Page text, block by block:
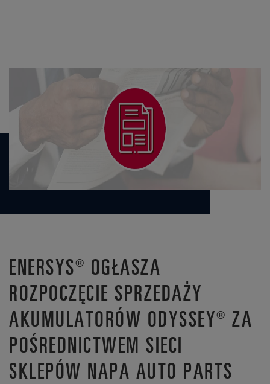
ENERSYS® OGŁASZA
ROZPOCZĘCIE SPRZEDAŻY
AKUMULATORÓW ODYSSEY® ZA
POŚREDNICTWEM SIECI
SKLEPÓW NAPA AUTO PARTS